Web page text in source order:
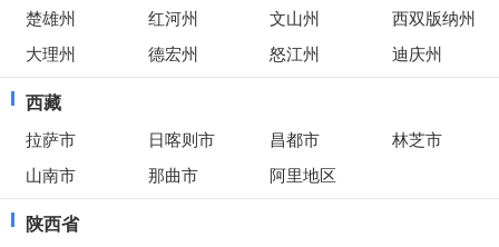
楚雄州
红河州 文山州
西双版纳州
大理州
德宏州 怒江州 迪庆州
西藏
拉萨市 日喀则市 昌都市
林芝市
山南市
那曲市 阿里地区
陕西省